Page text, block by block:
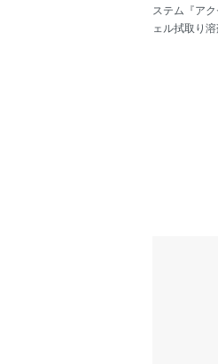
ステム『ア
ェル拭取り